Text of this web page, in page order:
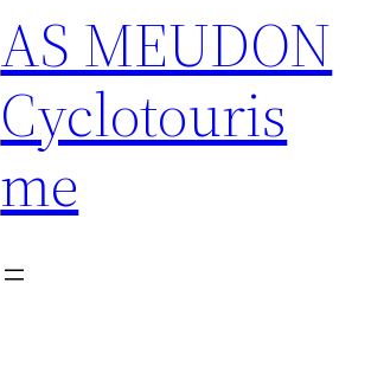
AS MEUDON
Cyclotouris
me